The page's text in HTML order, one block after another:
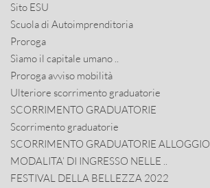
Sito ESU
Scuola di Autoimprenditoria
Proroga
Sìamo il capitale umano ..
Proroga avviso mobilità
Ulteriore scorrimento graduatorie
SCORRIMENTO GRADUATORIE
Scorrimento graduatorie
SCORRIMENTO GRADUATORIE ALLOGGIO
MODALITA’ DI INGRESSO NELLE ..
FESTIVAL DELLA BELLEZZA 2022